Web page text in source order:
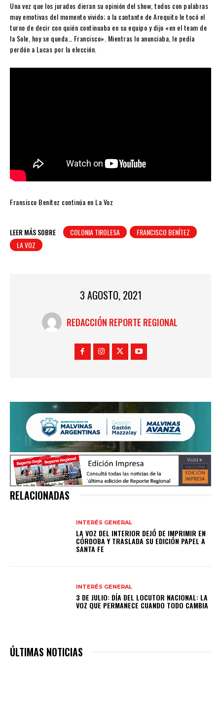
Una vez que los jurados dieran su opinión del show, todos con palabras
muy emotivas del momento vivido; a la cantante de Arequito le tocó el
turno de decir con quién continuaba en su equipo y dijo «en el team de
la Sole, hoy se queda… Francisco». Mientras lo anunciaba, le pedía
perdón a Lucas por la elección.
Fransisco Benítez continúa en La Voz
LEER MÁS SOBRE COLONIA TIROLESA
FRANCISCO BENÍTEZ
LA VOZ
3 AGOSTO, 2021
REDACCIÓN REPORTE REGIONAL
RELACIONADAS
INTERÉS GENERAL
LA VOZ DEL INTERIOR DEJÓ DE IMPRIMIR EN
CÓRDOBA Y TRASLADA SU EDICIÓN PAPEL A
SANTA FE
INTERÉS GENERAL
3 DE JULIO: DÍA DEL LOCUTOR NACIONAL: LA
VOZ QUE PERMANECE CUANDO TODO CAMBIA
ÚLTIMAS NOTICIAS